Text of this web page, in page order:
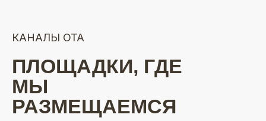
ПЛОЩАДКИ, ГДЕ
МЫ
РАЗМЕЩАЕМСЯ
КАНАЛЫ ОТА